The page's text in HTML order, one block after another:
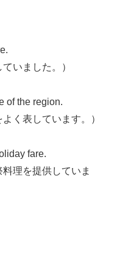
いました。）
of the region.
く表しています。）
fare.
理を提供していま